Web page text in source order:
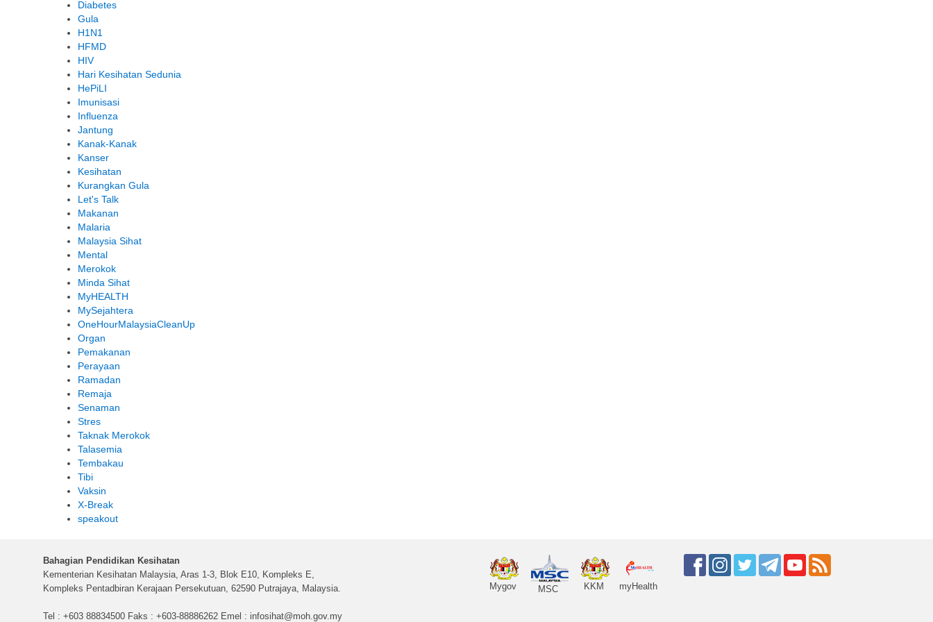
Diabetes
Gula
H1N1
HFMD
HIV
Hari Kesihatan Sedunia
HePiLI
Imunisasi
Influenza
Jantung
Kanak-Kanak
Kanser
Kesihatan
Kurangkan Gula
Let's Talk
Makanan
Malaria
Malaysia Sihat
Mental
Merokok
Minda Sihat
MyHEALTH
MySejahtera
OneHourMalaysiaCleanUp
Organ
Pemakanan
Perayaan
Ramadan
Remaja
Senaman
Stres
Taknak Merokok
Talasemia
Tembakau
Tibi
Vaksin
X-Break
speakout
Bahagian Pendidikan Kesihatan
Kementerian Kesihatan Malaysia, Aras 1-3, Blok E10, Kompleks E,
Kompleks Pentadbiran Kerajaan Persekutuan, 62590 Putrajaya, Malaysia.
Tel : +603 88834500 Faks : +603-88886262 Emel : infosihat@moh.gov.my
Mygov MSC KKM myHealth